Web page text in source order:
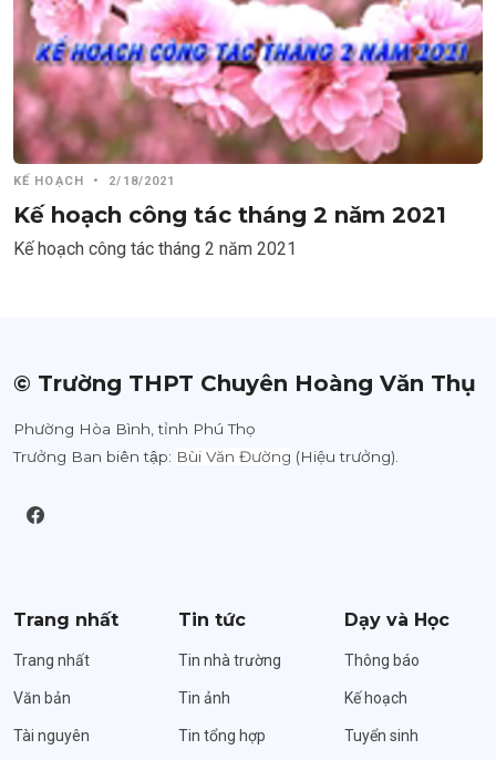
KẾ HOẠCH • 2/18/2021
Kế hoạch công tác tháng 2 năm 2021
Kế hoạch công tác tháng 2 năm 2021
© Trường THPT Chuyên Hoàng Văn Thụ
Phường Hòa Bình, tỉnh Phú Thọ
Trưởng Ban biên tập: Bùi Văn Đường (Hiệu trưởng).
Trang nhất
Trang nhất
Văn bản
Tài nguyên
Tin tức
Tin nhà trường
Tin ảnh
Tin tổng hợp
Dạy và Học
Thông báo
Kế hoạch
Tuyển sinh